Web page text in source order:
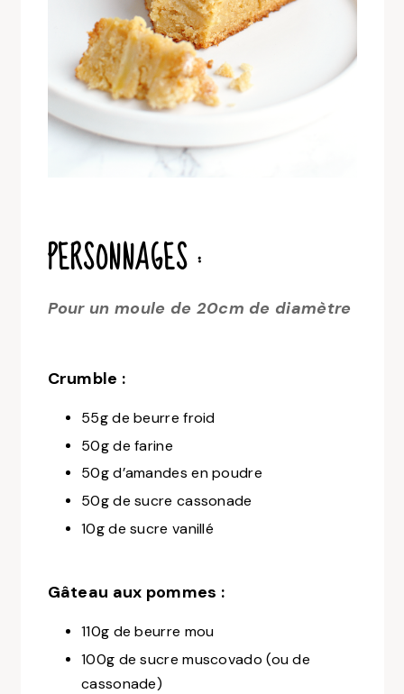
PERSONNAGES :
Pour un moule de 20cm de diamètre
Crumble :
55g de beurre froid
50g de farine
50g d’amandes en poudre
50g de sucre cassonade
10g de sucre vanillé
Gâteau aux pommes :
110g de beurre mou
100g de sucre muscovado (ou de
cassonade)